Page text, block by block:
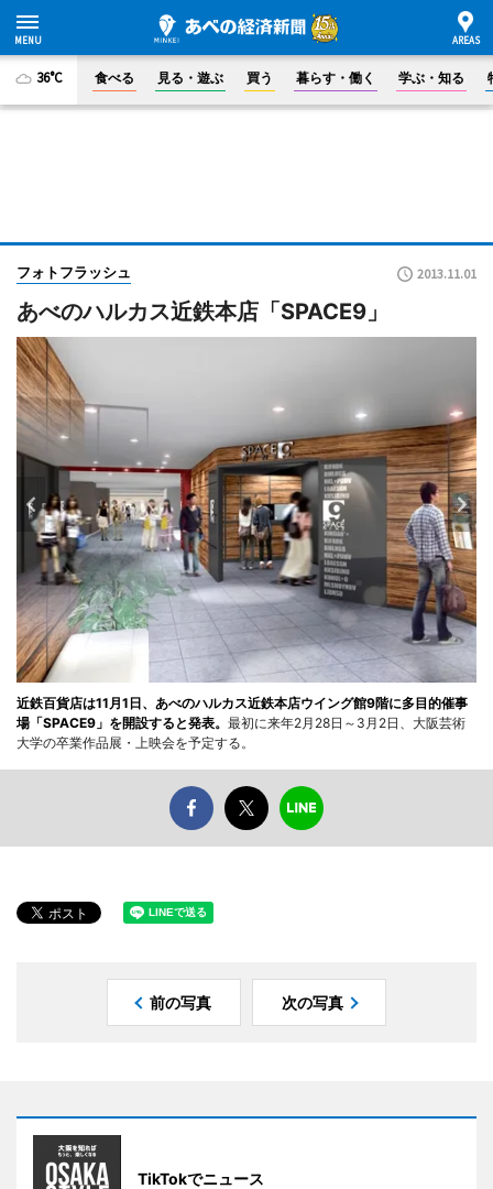
36°C 食べる 見る・遊ぶ 買う 暮らす・働く 学ぶ・知る
フォトフラッシュ 2013.11.01
あべのハルカス近鉄本店「SPACE9」
近鉄百貨店は11月1日、あべのハルカス近鉄本店ウイング館9階に多目的催事
場「SPACE9」を開設すると発表。 最初に来年2月28日～3月2日、大阪芸術
大学の卒業作品展・上映会を予定する。
前の写真 次の写真
TikTokでニュース